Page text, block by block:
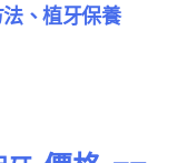
、植牙保養